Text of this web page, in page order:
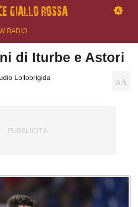
RADIO
di Iturbe e Astori
Lollobrigida